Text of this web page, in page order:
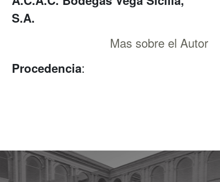
S.A.
Mas sobre el Autor
Procedencia: